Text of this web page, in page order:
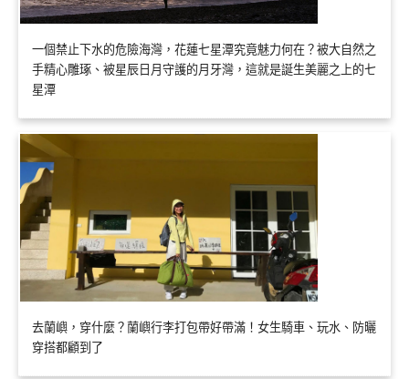
一個禁止下水的危險海灣，花蓮七星潭究竟魅力何在？被大自然之
手精心雕琢、被星辰日月守護的月牙灣，這就是誕生美麗之上的七
星潭
去蘭嶼，穿什麼？蘭嶼行李打包帶好帶滿！女生騎車、玩水、防曬
穿搭都顧到了